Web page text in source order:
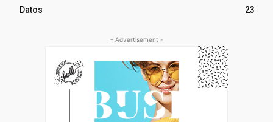
Datos
23
- Advertisement -